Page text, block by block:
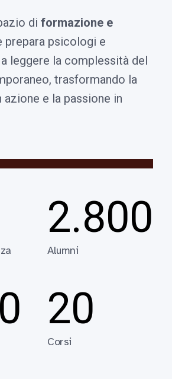
di formazione e
prepara psicologi e
leggere la complessità del
trasformando la
e la passione in
2.800
Alumni
20
Corsi